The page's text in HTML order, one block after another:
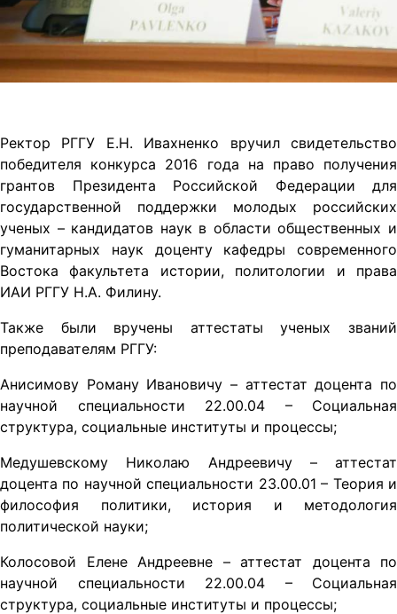
Ректор РГГУ Е.Н. Ивахненко вручил свидетельство
победителя конкурса 2016 года на право получения
грантов Президента Российской Федерации для
государственной поддержки молодых российских
ученых – кандидатов наук в области общественных и
гуманитарных наук доценту кафедры современного
Востока факультета истории, политологии и права
ИАИ РГГУ Н.А. Филину.
Также были вручены аттестаты ученых званий
преподавателям РГГУ:
Анисимову Роману Ивановичу – аттестат доцента по
научной специальности 22.00.04 – Социальная
структура, социальные институты и процессы;
Медушевскому Николаю Андреевичу – аттестат
доцента по научной специальности 23.00.01 – Теория и
философия политики, история и методология
политической науки;
Колосовой Елене Андреевне – аттестат доцента по
научной специальности 22.00.04 – Социальная
структура, социальные институты и процессы;